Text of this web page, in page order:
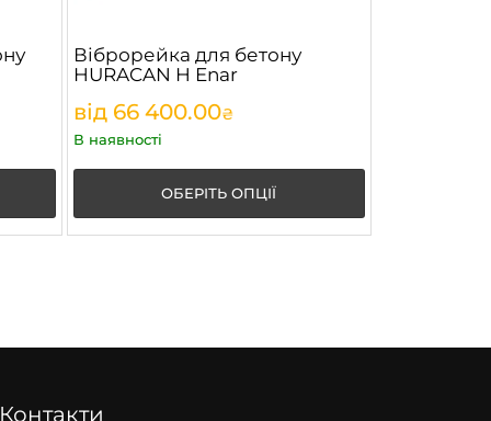
Віброрейка для бетону
HURACAN H Enar
від 66 400.00₴
В наявності
ОБЕРІТЬ ОПЦІЇ
Контакти